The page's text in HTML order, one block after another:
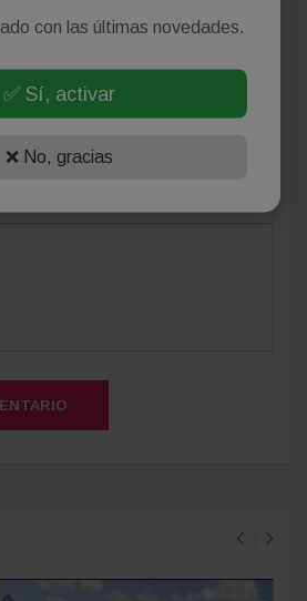
con las últimas novedades.
✅ Sí, activar
❌ No, gracias